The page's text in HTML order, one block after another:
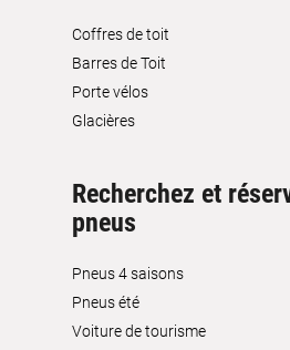
Coffres de toit
Barres de Toit
Porte vélos
Glacières
Recherchez et
pneus
Pneus 4 saisons
Pneus été
Voiture de tourisme